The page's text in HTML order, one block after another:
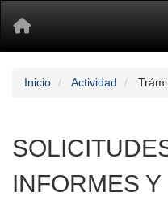
Inicio Actividad
INFORMES